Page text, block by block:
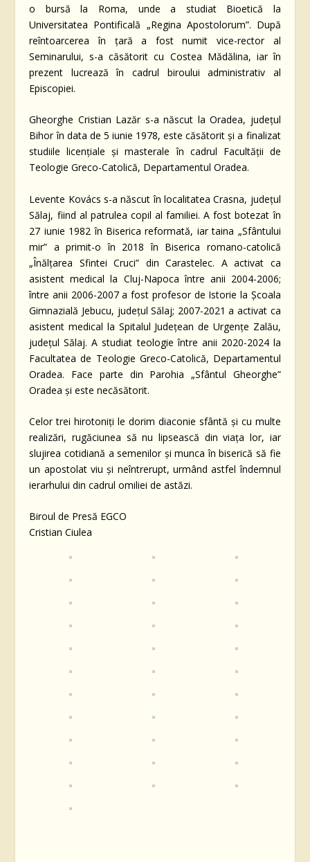
o bursă la Roma, unde a studiat Bioetică la
Universitatea Pontificală „Regina Apostolorum”. După
reîntoarcerea în țară a fost numit vice-rector al
Seminarului, s-a căsătorit cu Costea Mădălina, iar în
prezent lucrează în cadrul biroului administrativ al
Episcopiei.
Gheorghe Cristian Lazăr s-a născut la Oradea, județul
Bihor în data de 5 iunie 1978, este căsătorit și a finalizat
studiile licențiale și masterale în cadrul Facultății de
Teologie Greco-Catolică, Departamentul Oradea.
Levente Kovács s-a născut în localitatea Crasna, județul
Sălaj, fiind al patrulea copil al familiei. A fost botezat în
27 iunie 1982 în Biserica reformată, iar taina „Sfântului
mir” a primit-o în 2018 în Biserica romano-catolică
„Înălțarea Sfintei Cruci” din Carastelec. A activat ca
asistent medical la Cluj-Napoca între anii 2004-2006;
între anii 2006-2007 a fost profesor de Istorie la Școala
Gimnazială Jebucu, județul Sălaj; 2007-2021 a activat ca
asistent medical la Spitalul Județean de Urgențe Zalău,
județul Sălaj. A studiat teologie între anii 2020-2024 la
Facultatea de Teologie Greco-Catolică, Departamentul
Oradea. Face parte din Parohia „Sfântul Gheorghe”
Oradea și este necăsătorit.
Celor trei hirotoniți le dorim diaconie sfântă și cu multe
realizări, rugăciunea să nu lipsească din viața lor, iar
slujirea cotidiană a semenilor și munca în biserică să fie
un apostolat viu și neîntrerupt, urmând astfel îndemnul
ierarhului din cadrul omiliei de astăzi.
Biroul de Presă EGCO
Cristian Ciulea